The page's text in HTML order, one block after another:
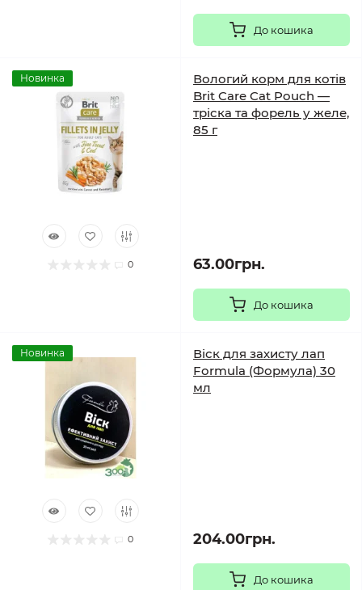
До кошика
Новинка
0
Вологий корм для котів
Brit Care Cat Pouch —
тріска та форель у желе,
85 г
63.00грн.
До кошика
Новинка
0
Віск для захисту лап
Formula (Формула) 30
мл
204.00грн.
До кошика